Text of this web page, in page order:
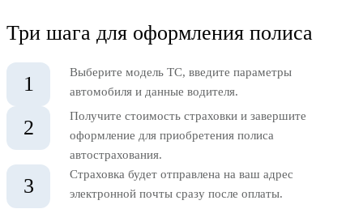
Три шага для оформления полиса
1
Выберите модель ТС, введите параметры
автомобиля и данные водителя.
2
Получите стоимость страховки и завершите
оформление для приобретения полиса
автострахования.
3
Страховка будет отправлена на ваш адрес
электронной почты сразу после оплаты.